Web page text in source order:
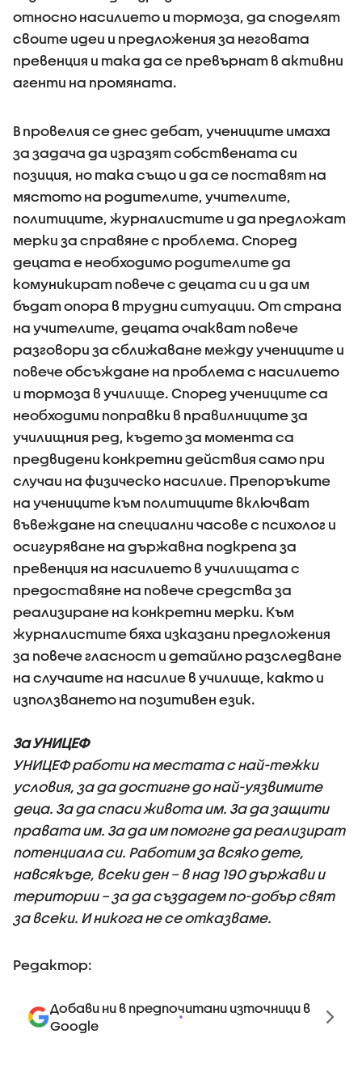
относно насилието и тормоза, да споделят
своите идеи и предложения за неговата
превенция и така да се превърнат в активни
агенти на промяната.
В провелия се днес дебат, учениците имаха
за задача да изразят собствената си
позиция, но така също и да се поставят на
мястото на родителите, учителите,
политиците, журналистите и да предложат
мерки за справяне с проблема. Според
децата е необходимо родителите да
комуникират повече с децата си и да им
бъдат опора в трудни ситуации. От страна
на учителите, децата очакват повече
разговори за сближаване между учениците и
повече обсъждане на проблема с насилието
и тормоза в училище. Според учениците са
необходими поправки в правилниците за
училищния ред, където за момента са
предвидени конкретни действия само при
случаи на физическо насилие. Препоръките
на учениците към политиците включват
въвеждане на специални часове с психолог и
осигуряване на държавна подкрепа за
превенция на насилието в училищата с
предоставяне на повече средства за
реализиране на конкретни мерки. Към
журналистите бяха изказани предложения
за повече гласност и детайлно разследване
на случаите на насилие в училище, както и
използването на позитивен език.
За УНИЦЕФ
УНИЦЕФ работи на местата с най-тежки
условия, за да достигне до най-уязвимите
деца. За да спаси живота им. За да защити
правата им. За да им помогне да реализират
потенциала си. Работим за всяко дете,
навсякъде, всеки ден – в над 190 държави и
територии – за да създадем по-добър свят
за всеки. И никога не се отказваме.
Редактор:
Добави ни в предпочитани източници в
Google